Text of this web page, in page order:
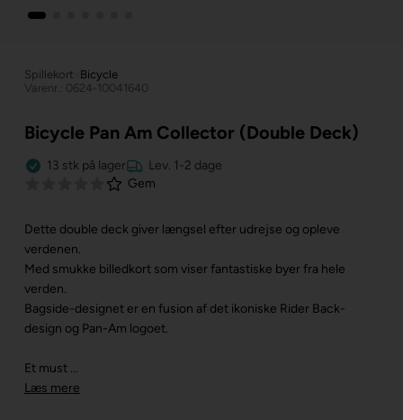
Spillekort
Bicycle
Varenr.: 0624-10041640
Bicycle Pan Am Collector (Double Deck)
13 stk på lager
Lev. 1-2 dage
Gem
Dette double deck giver længsel efter udrejse og opleve
verdenen.
Med smukke billedkort som viser fantastiske byer fra hele
verden.
Bagside-designet er en fusion af det ikoniske Rider Back-
design og Pan-Am logoet.
Et must ...
Læs mere